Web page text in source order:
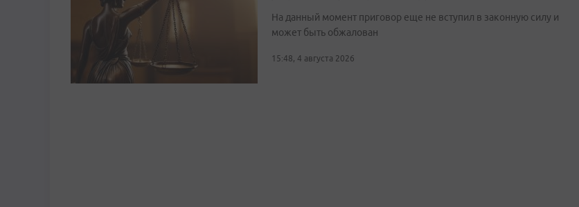
На данный момент приговор еще не вступил в законную силу и
может быть обжалован
15:48, 4 августа 2026